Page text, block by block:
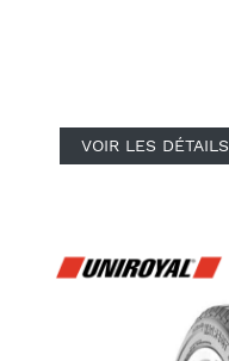
VOIR LES DÉTAILS